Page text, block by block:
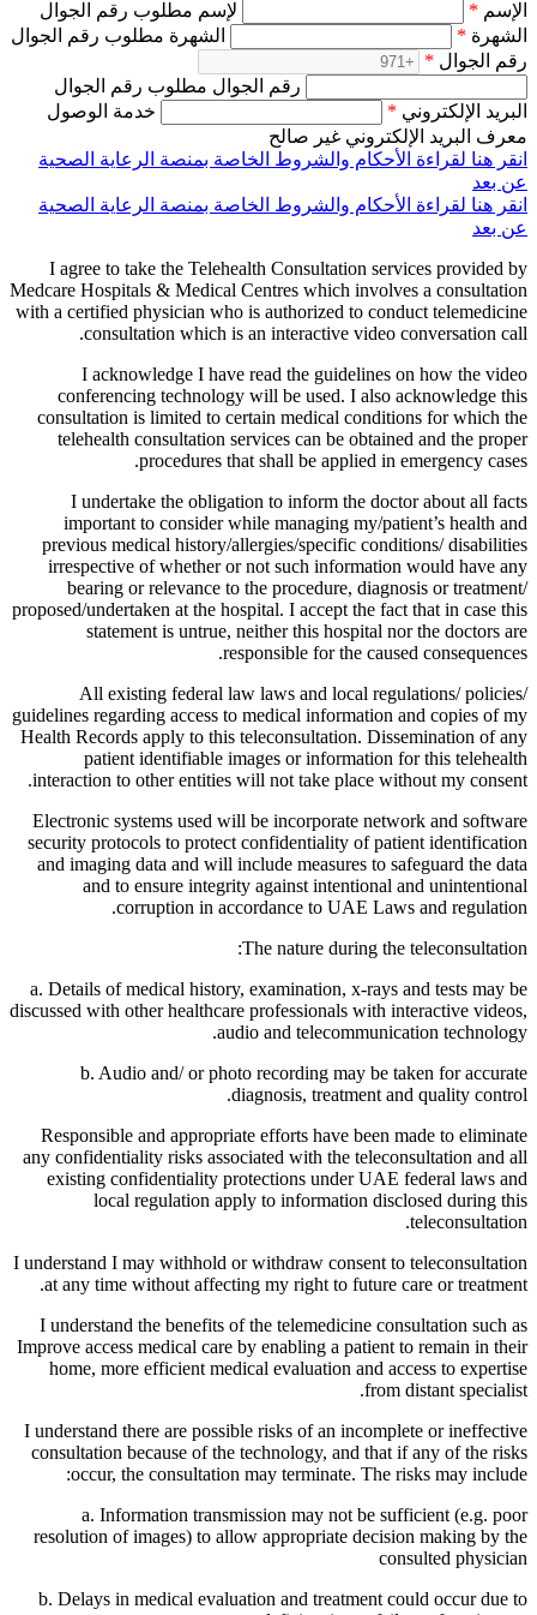
الإسم *
لإسم مطلوب رقم الجوال
الشهرة *
الشهرة مطلوب رقم الجوال
رقم الجوال *
رقم الجوال مطلوب رقم الجوال
البريد الإلكتروني *
خدمة الوصول
معرف البريد الإلكتروني غير صالح
انقر هنا لقراءة الأحكام والشروط الخاصة بمنصة الرعاية الصحية
عن بعد
انقر هنا لقراءة الأحكام والشروط الخاصة بمنصة الرعاية الصحية
عن بعد
I agree to take the Telehealth Consultation services provided by
Medcare Hospitals & Medical Centres which involves a consultation
with a certified physician who is authorized to conduct telemedicine
consultation which is an interactive video conversation call.
I acknowledge I have read the guidelines on how the video
conferencing technology will be used. I also acknowledge this
consultation is limited to certain medical conditions for which the
telehealth consultation services can be obtained and the proper
procedures that shall be applied in emergency cases.
I undertake the obligation to inform the doctor about all facts
important to consider while managing my/patient’s health and
previous medical history/allergies/specific conditions/ disabilities
irrespective of whether or not such information would have any
bearing or relevance to the procedure, diagnosis or treatment/
proposed/undertaken at the hospital. I accept the fact that in case this
statement is untrue, neither this hospital nor the doctors are
responsible for the caused consequences.
All existing federal law laws and local regulations/ policies/
guidelines regarding access to medical information and copies of my
Health Records apply to this teleconsultation. Dissemination of any
patient identifiable images or information for this telehealth
interaction to other entities will not take place without my consent.
Electronic systems used will be incorporate network and software
security protocols to protect confidentiality of patient identification
and imaging data and will include measures to safeguard the data
and to ensure integrity against intentional and unintentional
corruption in accordance to UAE Laws and regulation.
The nature during the teleconsultation:
a. Details of medical history, examination, x-rays and tests may be
discussed with other healthcare professionals with interactive videos,
audio and telecommunication technology.
b. Audio and/ or photo recording may be taken for accurate
diagnosis, treatment and quality control.
Responsible and appropriate efforts have been made to eliminate
any confidentiality risks associated with the teleconsultation and all
existing confidentiality protections under UAE federal laws and
local regulation apply to information disclosed during this
teleconsultation.
I understand I may withhold or withdraw consent to teleconsultation
at any time without affecting my right to future care or treatment.
I understand the benefits of the telemedicine consultation such as
Improve access medical care by enabling a patient to remain in their
home, more efficient medical evaluation and access to expertise
from distant specialist.
I understand there are possible risks of an incomplete or ineffective
consultation because of the technology, and that if any of the risks
occur, the consultation may terminate. The risks may include:
a. Information transmission may not be sufficient (e.g. poor
resolution of images) to allow appropriate decision making by the
consulted physician
b. Delays in medical evaluation and treatment could occur due to